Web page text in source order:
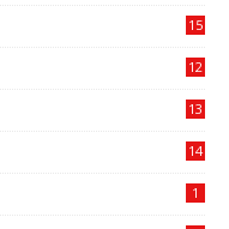
15
12
13
14
1